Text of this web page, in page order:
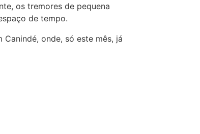
os tremores de pequena
de tempo.
onde, só este mês, já